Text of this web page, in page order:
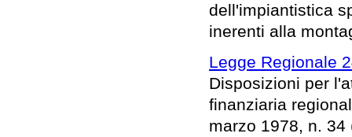
dell'impiantistica
inerenti alla
Legge Regionale
Disposizioni per
finanziaria
marzo 1978, n.